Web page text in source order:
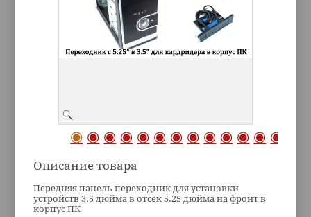
Описание товара
Передняя панель переходник для установки
устройств 3.5 дюйма в отсек 5.25 дюйма на фронт в
корпус ПК